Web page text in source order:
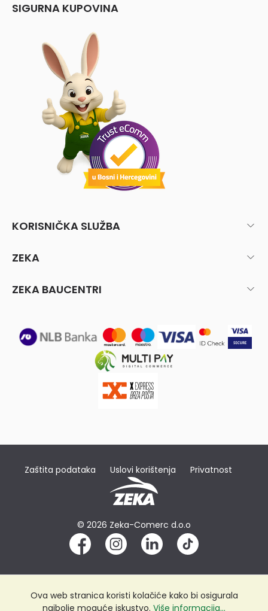
SIGURNA KUPOVINA
KORISNIČKA SLUŽBA
ZEKA
ZEKA BAUCENTRI
Zaštita podataka Uslovi korištenja Privatnost
© 2026 Zeka-Comerc d.o.o
Ova web stranica koristi kolačiće kako bi osigurala
najbolje moguće iskustvo. Više informacija...